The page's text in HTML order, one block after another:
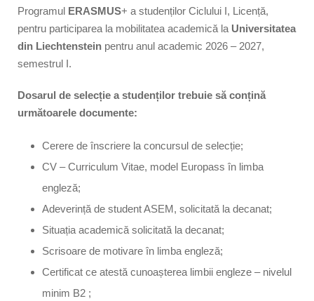
Programul ERASMUS+ a studenților Ciclului I, Licență,
pentru participarea la mobilitatea academică la Universitatea
din Liechtenstein pentru anul academic 2026 – 2027,
semestrul I.
Dosarul de selecție a studenților trebuie să conțină
următoarele documente:
Cerere de înscriere la concursul de selecție;
CV – Curriculum Vitae, model Europass în limba
engleză;
Adeverință de student ASEM, solicitată la decanat;
Situația academică solicitată la decanat;
Scrisoare de motivare în limba engleză;
Certificat ce atestă cunoașterea limbii engleze – nivelul
minim B2 ;